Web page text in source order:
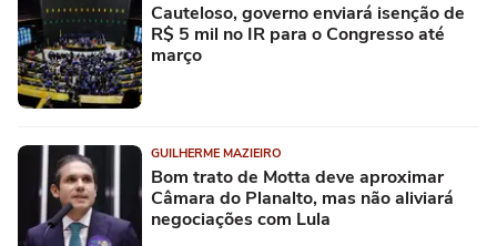
Cauteloso, governo enviará isenção de
R$ 5 mil no IR para o Congresso até
março
GUILHERME MAZIEIRO
Bom trato de Motta deve aproximar
Câmara do Planalto, mas não aliviará
negociações com Lula